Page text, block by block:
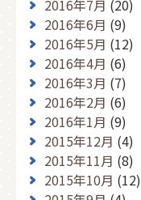
2016年7月 (20)
2016年6月 (9)
2016年5月 (12)
2016年4月 (6)
2016年3月 (7)
2016年2月 (6)
2016年1月 (9)
2015年12月 (4)
2015年11月 (8)
2015年10月 (12)